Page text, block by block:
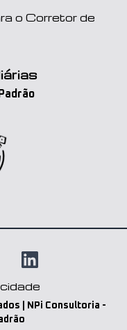
o Corretor de
| NPi Consultoria -